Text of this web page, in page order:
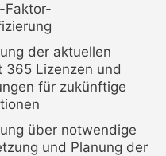
Faktor-
der aktuellen
365 Lizenzen und
für zukünftige
über notwendige
und Planung der